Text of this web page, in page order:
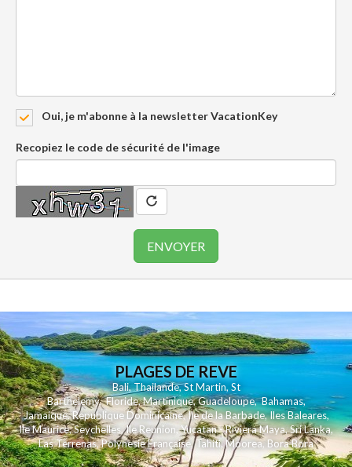
Oui, je m'abonne à la newsletter VacationKey
Recopiez le code de sécurité de l'image
PLAGES DE REVE
Bali,Thailande,St Martin,St
Barthelemy,Floride,Martinique,Guadeloupe,Bahamas,
Jamaique,Republique Dominicaine,Ile de la Barbade,Iles Baleares,
Ile Maurice,Seychelles,Ile Reunion,Yucatan - Riviera Maya,Sri Lanka,
Las Terrenas,Polynesie Française,Tahiti,Moorea, Bora Bora